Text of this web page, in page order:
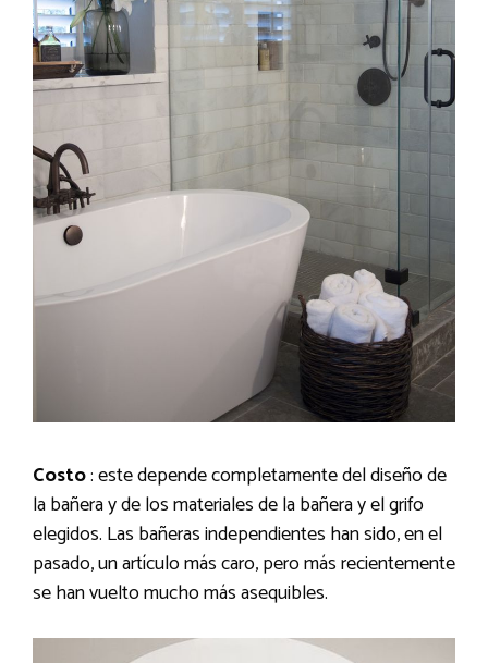
Costo: este depende completamente del diseño de
la bañera y de los materiales de la bañera y el grifo
elegidos. Las bañeras independientes han sido, en el
pasado, un artículo más caro, pero más recientemente
se han vuelto mucho más asequibles.